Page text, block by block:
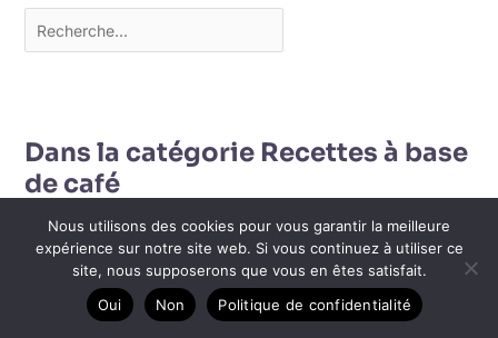
Dans la catégorie Recettes à base
de café
Nous utilisons des cookies pour vous garantir la meilleure
expérience sur notre site web. Si vous continuez à utiliser ce
site, nous supposerons que vous en êtes satisfait.
Oui
Non Politique de confidentialité